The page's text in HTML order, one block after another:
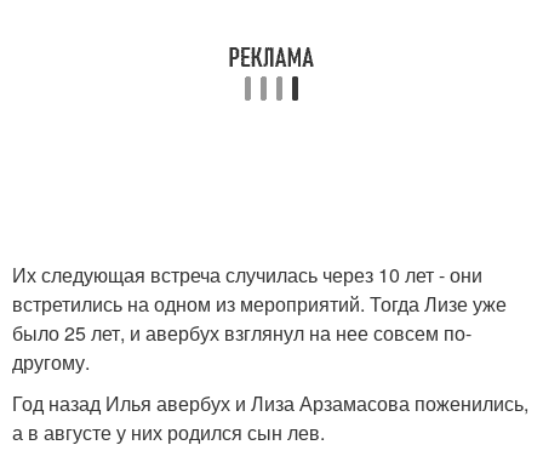
Их следующая встреча случилась через 10 лет - они
встретились на одном из мероприятий. Тогда Лизе уже
было 25 лет, и авербух взглянул на нее совсем по-
другому.
Год назад Илья авербух и Лиза Арзамасова поженились,
а в августе у них родился сын лев.